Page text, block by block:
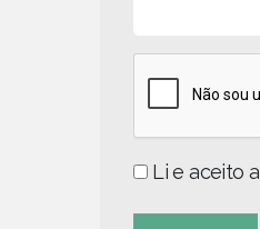
Li e aceito a